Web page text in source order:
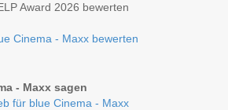
Award 2026 bewerten
Cinema - Maxx bewerten
- Maxx sagen
für blue Cinema - Maxx